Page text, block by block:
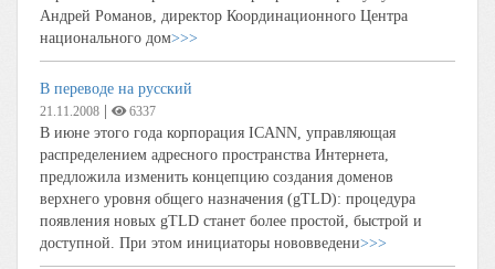
Андрей Романов, директор Координационного Центра
национального дом>>>
В переводе на русский
21.11.2008 6337
В июне этого года корпорация ICANN, управляющая
распределением адресного пространства Интернета,
предложила изменить концепцию создания доменов
верхнего уровня общего назначения (gTLD): процедура
появления новых gTLD станет более простой, быстрой и
доступной. При этом инициаторы нововведени>>>